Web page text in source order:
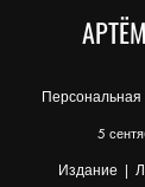
Персональная
5
Издание |